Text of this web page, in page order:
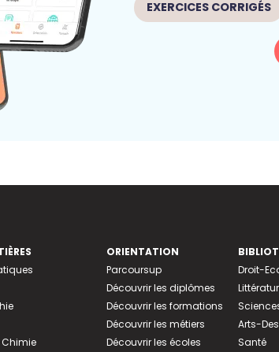
EXERCICES CORRIGÉS
ORIENTATION
Parcoursup
Découvrir les diplômes
Découvrir les formations
Découvrir les métiers
Découvrir les écoles
Droit-
Arts-
Santé